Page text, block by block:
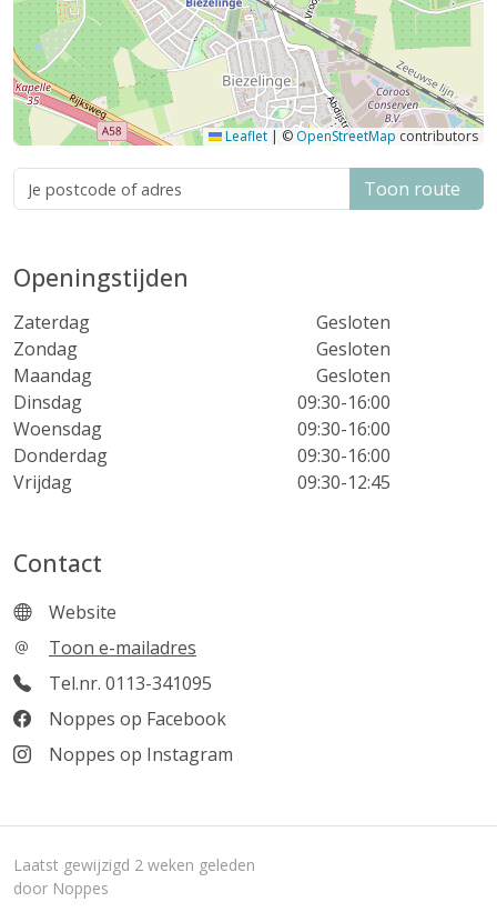
Leaflet | ©OpenStreetMap contributors
Toon route
Openingstijden
Zaterdag
Gesloten
Zondag
Gesloten
Maandag
Gesloten
Dinsdag
09:30-16:00
Woensdag
09:30-16:00
Donderdag
09:30-16:00
Vrijdag
09:30-12:45
Contact
Website
Toon e-mailadres
Tel.nr. 0113-341095
Noppes op Facebook
Noppes op Instagram
Laatst gewijzigd 2 weken geleden
door Noppes